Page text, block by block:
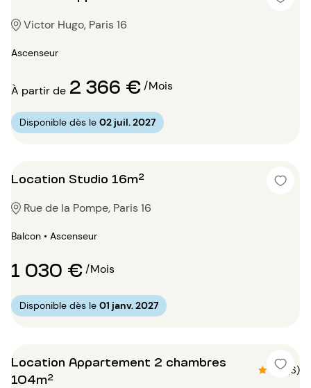
Victor Hugo, Paris 16
Ascenseur
À partir de 2 366 €/Mois
Disponible dès le 02 juil. 2027
Location Studio 16m²
Rue de la Pompe, Paris 16
Balcon • Ascenseur
1 030 €/Mois
Disponible dès le 01 janv. 2027
Location Appartement 2 chambres
104m²
4.3 (6)